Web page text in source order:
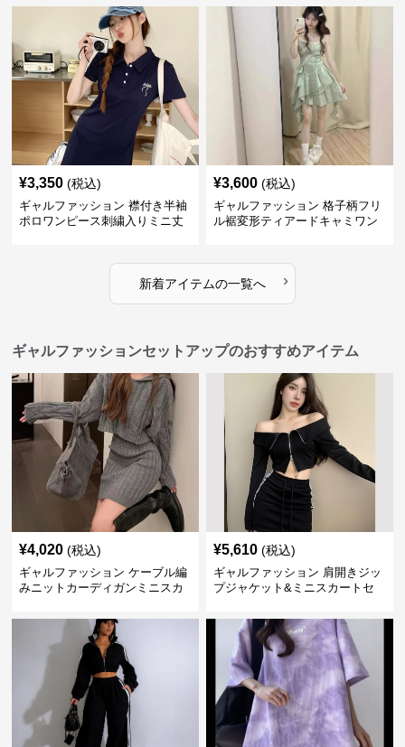
¥3,350 (税込)
ギャルファッション 襟付き半袖
ポロワンピース刺繍入りミニ丈
¥3,600 (税込)
ギャルファッション 格子柄フリ
ル裾変形ティアードキャミワン
新着アイテムの一覧へ ›
ギャルファッションセットアップのおすすめアイテム
¥4,020 (税込)
ギャルファッション ケーブル編
みニットカーディガンミニスカ
¥5,610 (税込)
ギャルファッション 肩開きジッ
プジャケット&ミニスカートセ